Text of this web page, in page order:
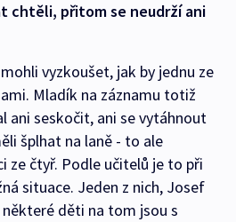
chtěli, přitom se neudrží ani
vyzkoušet, jak by jednu ze
Mladík na záznamu totiž
ani seskočit, ani se vytáhnout
šplhat na laně - to ale
ze čtyř. Podle učitelů je to při
situace. Jeden z nich, Josef
děti na tom jsou s